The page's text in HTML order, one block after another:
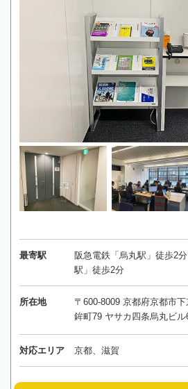
最寄駅
阪急電鉄「烏丸駅」徒歩2
駅」徒歩2分
所在地
〒600-8009 京都府京都市
鉾町79 ヤサカ四条烏丸ビル
対応エリア 京都、滋賀